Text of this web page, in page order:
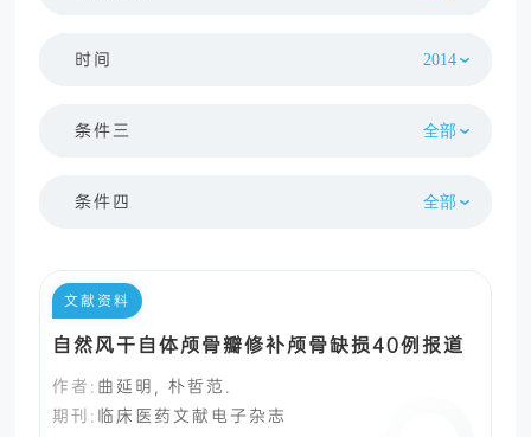
时间
条件三
条件四
文献资料
自然风干自体颅骨瓣修补颅骨缺损40例报道
作者: 曲延明, 朴哲范.
期刊: 临床医药文献电子杂志